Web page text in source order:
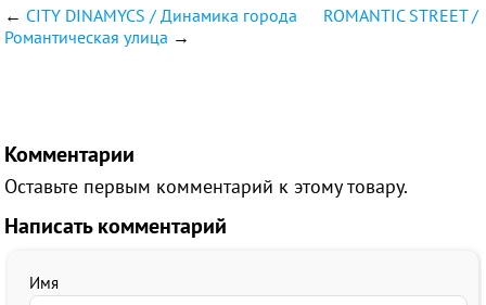
← CITY DINAMYCS / Динамика города
ROMANTIC STREET /
Романтическая улица →
Комментарии
Оставьте первым комментарий к этому товару.
Написать комментарий
Имя